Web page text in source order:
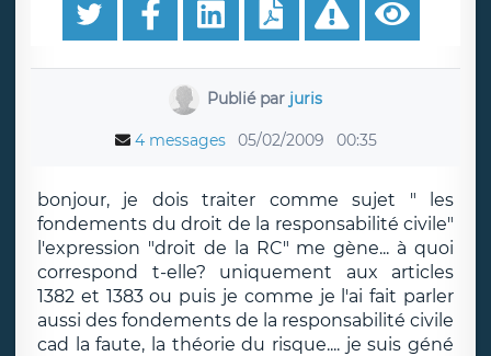
Publié par juris
4 messages 05/02/2009 00:35
bonjour, je dois traiter comme sujet " les
fondements du droit de la responsabilité civile"
l'expression "droit de la RC" me gène... à quoi
correspond t-elle? uniquement aux articles
1382 et 1383 ou puis je comme je l'ai fait parler
aussi des fondements de la responsabilité civile
cad la faute, la théorie du risque.... je suis géné